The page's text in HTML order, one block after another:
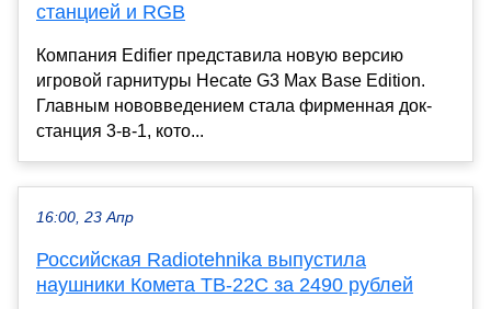
станцией и RGB
Компания Edifier представила новую версию
игровой гарнитуры Hecate G3 Max Base Edition.
Главным нововведением стала фирменная док-
станция 3-в-1, кото...
16:00, 23 Апр
Российская Radiotehnika выпустила
наушники Комета TB-22C за 2490 рублей